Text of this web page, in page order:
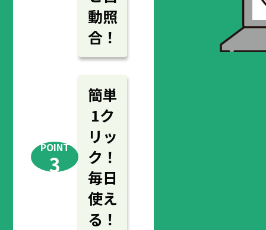
動照
合！
POINT
3
簡単
1ク
リッ
ク！
毎日
使え
る！